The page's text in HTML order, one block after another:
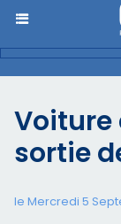
Voiture
sortie
le Mercredi 5